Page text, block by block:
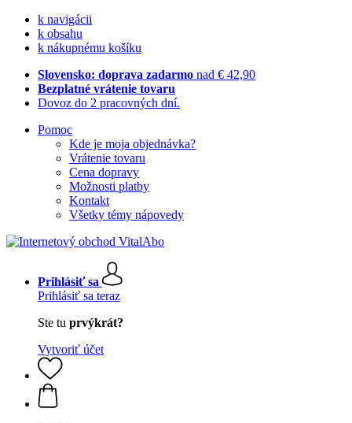
k navigácii
k obsahu
k nákupnému košíku
Slovensko: doprava zadarmo nad € 42,90
Bezplatné vrátenie tovaru
Dovoz do 2 pracovných dní.
Pomoc
Kde je moja objednávka?
Vrátenie tovaru
Cena dopravy
Možnosti platby
Kontakt
Všetky témy nápovedy
Prihlásiť sa
Prihlásiť sa teraz
Ste tu prvýkrát?
Vytvoriť účet